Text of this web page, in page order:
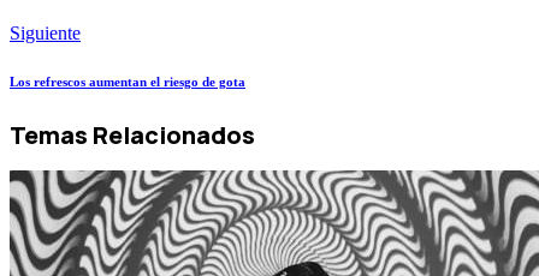
Siguiente
Los refrescos aumentan el riesgo de gota
Temas Relacionados